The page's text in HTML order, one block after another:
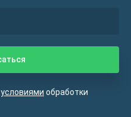
условиями обработки